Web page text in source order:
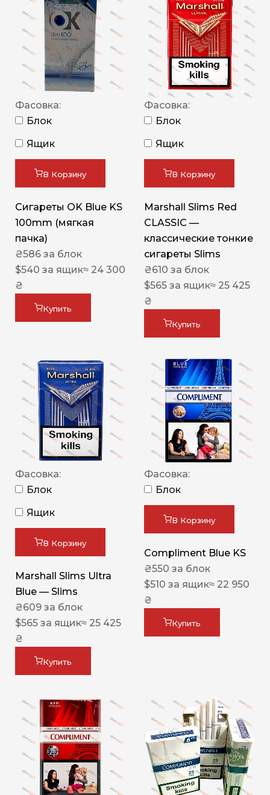
Фасовка:
Блок
Ящик
В Корзину
Сигареты OK Blue KS
100mm (мягкая
пачка)
₴586 за блок
$540 за ящик≈ 24 300
₴
Купить
Фасовка:
Блок
Ящик
В Корзину
Marshall Slims Red
CLASSIC —
классические тонкие
сигареты Slims
₴610 за блок
$565 за ящик≈ 25 425
₴
Купить
Фасовка:
Блок
Ящик
В Корзину
Marshall Slims Ultra
Blue — Slims
₴609 за блок
$565 за ящик≈ 25 425
₴
Купить
Фасовка:
Блок
В Корзину
Compliment Blue KS
₴550 за блок
$510 за ящик≈ 22 950
₴
Купить